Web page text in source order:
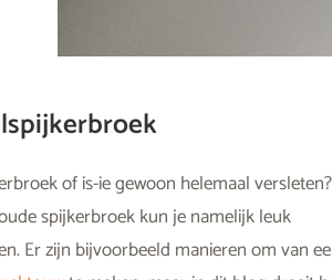
of is-ie gewoon helemaal
spijkerbroek kun je namelijk leuk
Er zijn bijvoorbeeld manieren om van